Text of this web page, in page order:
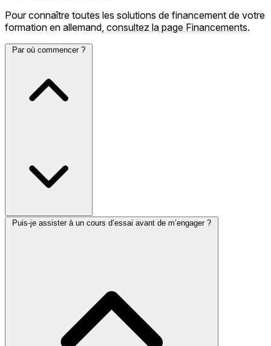
Pour connaître toutes les solutions de financement de votre
formation en allemand, consultez la page Financements.
Par où commencer ?
Puis-je assister à un cours d’essai avant de m’engager ?